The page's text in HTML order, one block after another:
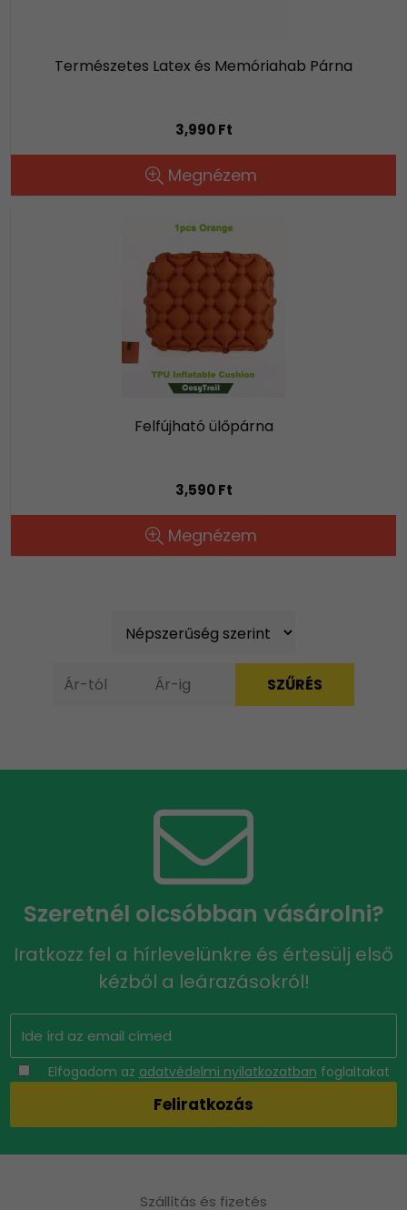
Természetes Latex és Memóriahab Párna
3,990 Ft
Megnézem
Felfújható ülőpárna
3,590 Ft
Megnézem
Szeretnél olcsóbban vásárolni?
Iratkozz fel a hírlevelünkre és értesülj első
kézből a leárazásokról!
Elfogadom az adatvédelmi nyilatkozatban foglaltakat
Szállítás és fizetés